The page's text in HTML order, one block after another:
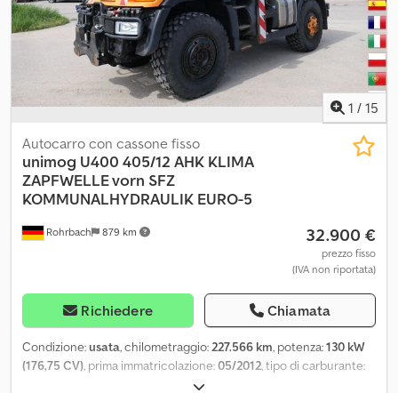
elicoidali) • Fari da lavoro • Serbatoio in plastica da 1.600 litri
Dettagli veicolo: • Cambio Telligent • Cabina corta per servizi locali
• Lampeggiante a 360° • Cruise control • Freni a disco •
Collegamento olio anteriore e posteriore per attrezzi • ABS •
Bloccaggio differenziale • Gancio traino • Specchi elettrici e
riscaldati Tutte le informazioni senza garanzia / Salvo vendita 1 / 15
Rohrbach 879 km
Autocarro con cassone fisso
unimog U400 405/12 AHK KLIMA
ZAPFWELLE vorn SFZ
KOMMUNALHYDRAULIK EURO-5
32.900 €
prezzo fisso
(IVA non riportata)
Richiedere Chiamata
Condizione:usata, chilometraggio:227.566 km, potenza:130 kW
(176,75 CV), prima immatricolazione:05/2012, tipo di carburante:
, peso massimo di carico: